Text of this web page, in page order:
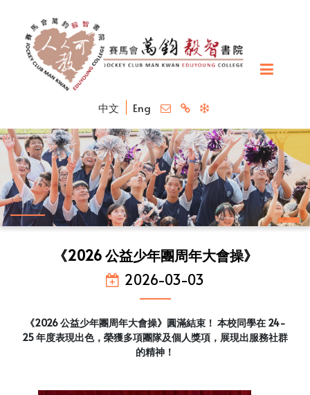
中文 Eng
《2026 公益少年團周年大會操》
2026-03-03
《2026 公益少年團周年大會操》圓滿結束！ 本校同學在 24-
25 年度表現出色，榮獲多項團隊及個人獎項，展現出服務社群
的精神！